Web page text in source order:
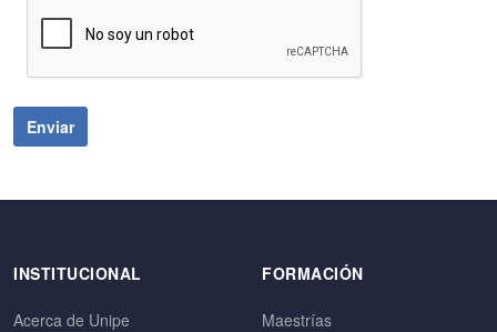
Enviar
INSTITUCIONAL
Acerca de Unipe
FORMACIÓN
Maestrías